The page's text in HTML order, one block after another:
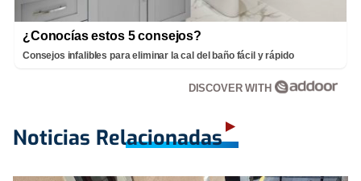
¿Conocías estos 5 consejos?
Consejos infalibles para eliminar la cal del baño fácil y rápido
DISCOVER WITH
Noticias Relacionadas